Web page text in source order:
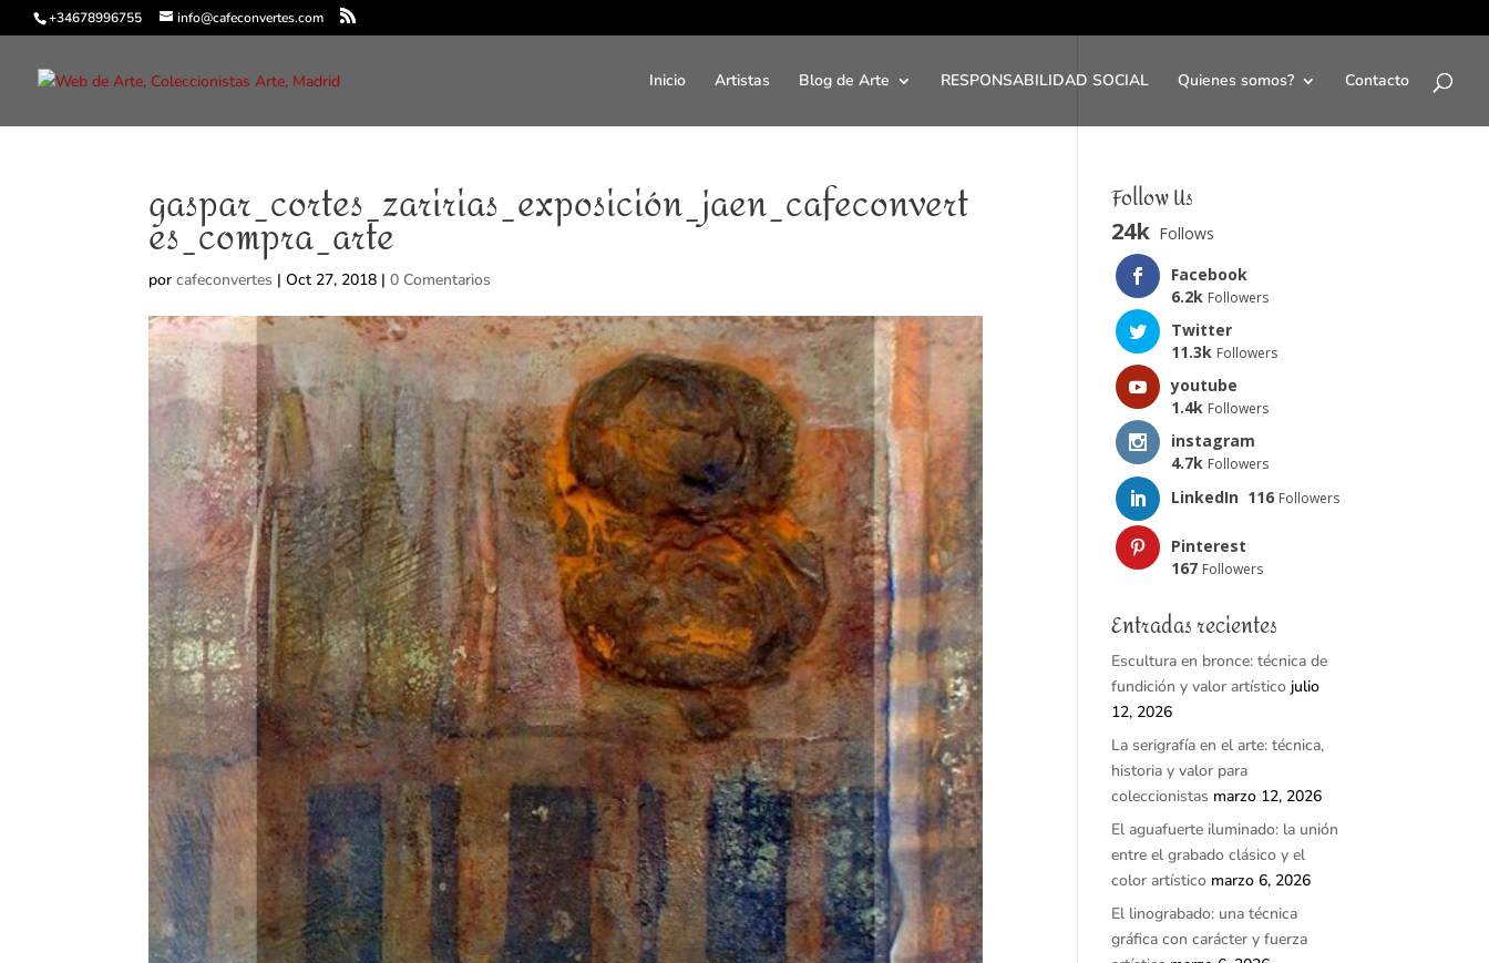
+34678996755 info@cafeconvertes.com
Inicio Artistas Blog de Arte RESPONSABILIDAD SOCIAL Quienes somos? Contacto
gaspar_cortes_zaririas_exposición_jaen_cafeconvert
es_compra_arte
porcafeconvertes |Oct 27, 2018 |0 Comentarios
Follow Us
24k Follows
Facebook
6.2k Followers
Twitter
11.3k Followers
youtube
1.4k Followers
instagram
4.7k Followers
LinkedIn 116 Followers
Pinterest
167 Followers
Entradas recientes
Escultura en bronce: técnica de
fundición y valor artístico julio
12, 2026
La serigrafía en el arte: técnica,
historia y valor para
coleccionistas marzo 12, 2026
El aguafuerte iluminado: la unión
entre el grabado clásico y el
color artístico marzo 6, 2026
El linograbado: una técnica
gráfica con carácter y fuerza